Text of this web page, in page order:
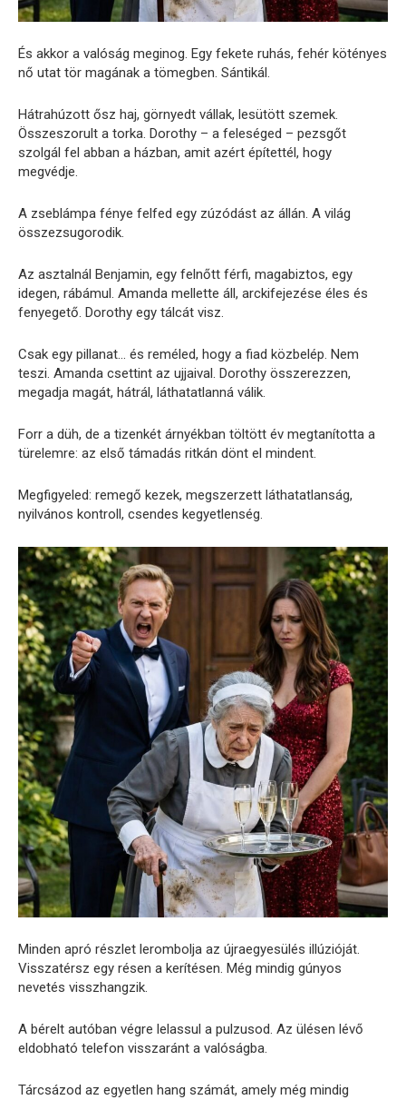
És akkor a valóság meginog. Egy fekete ruhás, fehér kötényes
nő utat tör magának a tömegben. Sántikál.
Hátrahúzott ősz haj, görnyedt vállak, lesütött szemek.
Összeszorult a torka. Dorothy – a feleséged – pezsgőt
szolgál fel abban a házban, amit azért építettél, hogy
megvédje.
A zseblámpa fénye felfed egy zúzódást az állán. A világ
összezsugorodik.
Az asztalnál Benjamin, egy felnőtt férfi, magabiztos, egy
idegen, rábámul. Amanda mellette áll, arckifejezése éles és
fenyegető. Dorothy egy tálcát visz.
Csak egy pillanat… és reméled, hogy a fiad közbelép. Nem
teszi. Amanda csettint az ujjaival. Dorothy összerezzen,
megadja magát, hátrál, láthatatlanná válik.
Forr a düh, de a tizenkét árnyékban töltött év megtanította a
türelemre: az első támadás ritkán dönt el mindent.
Megfigyeled: remegő kezek, megszerzett láthatatlanság,
nyilvános kontroll, csendes kegyetlenség.
Minden apró részlet lerombolja az újraegyesülés illúzióját.
Visszatérsz egy résen a kerítésen. Még mindig gúnyos
nevetés visszhangzik.
A bérelt autóban végre lelassul a pulzusod. Az ülésen lévő
eldobható telefon visszaránt a valóságba.
Tárcsázod az egyetlen hang számát, amely még mindig